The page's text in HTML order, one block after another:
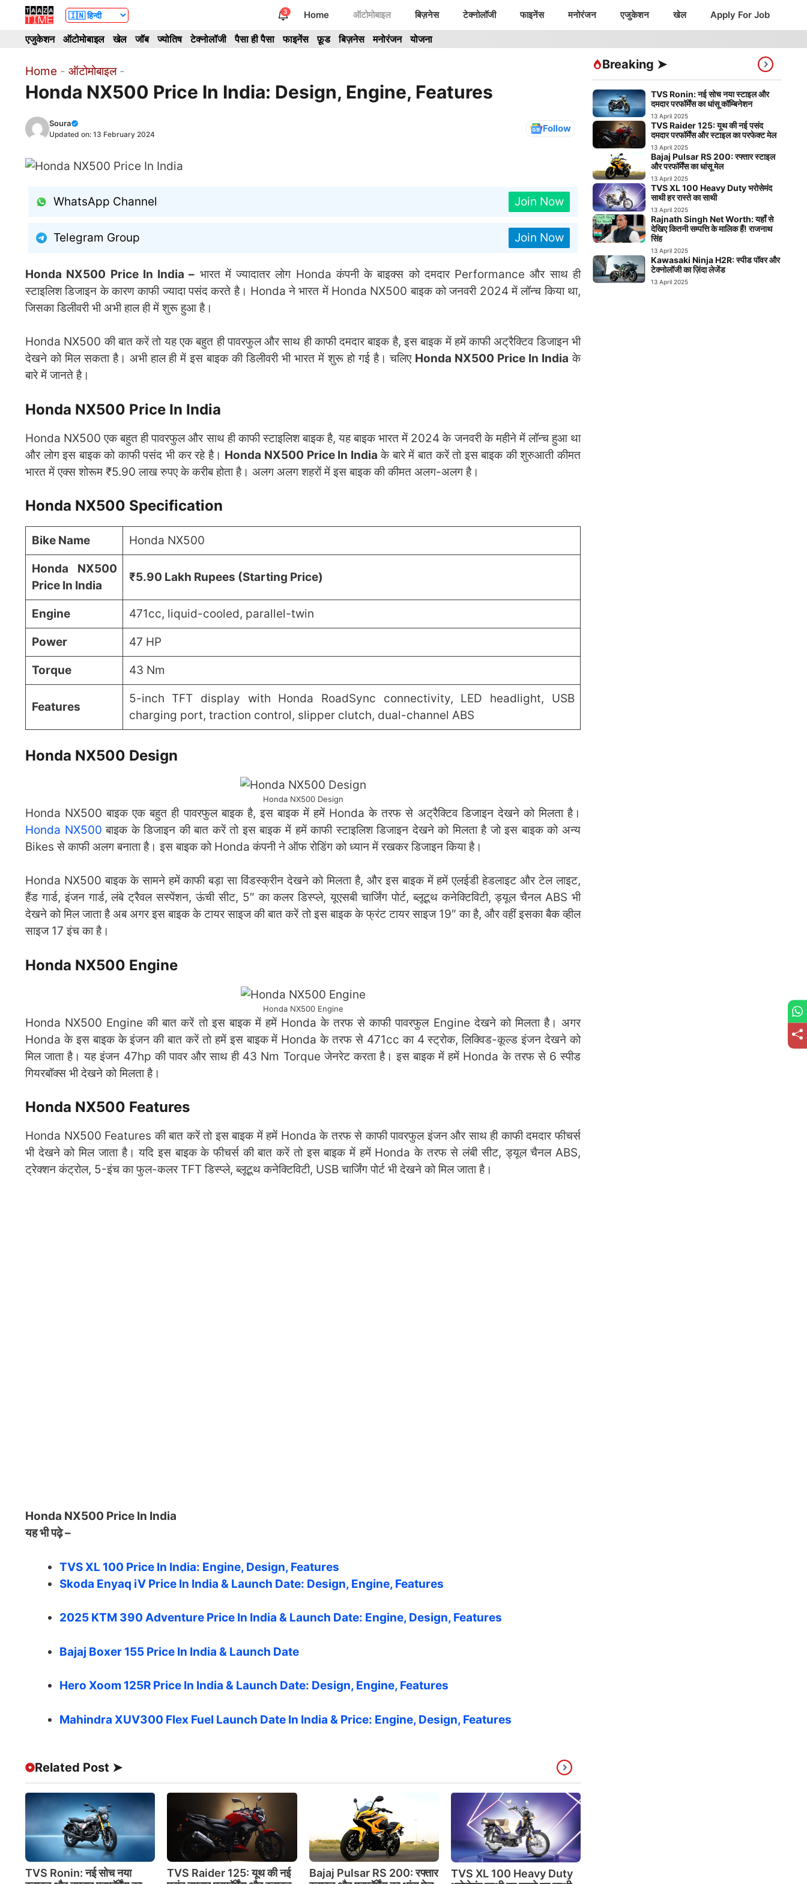
content
3 Home ऑटोमोबाइल बिज़नेस टेक्नोलॉजी फाइनेंस मनोरंजन एजुकेशन खेल Apply For Job
एजुकेशन ऑटोमोबाइल खेल जॉब ज्योतिष टेक्नोलॉजी पैसा ही पैसा फाइनेंस फ़ूड बिज़नेस मनोरंजन योजना
Home - ऑटोमोबाइल-
Honda NX500 Price In India: Design, Engine, Features
Soura
Updated on: 13 February 2024 Follow
WhatsApp Channel Join Now
Telegram Group Join Now
Honda NX500 Price In India – भारत में ज्यादातर लोग Honda कंपनी के बाइक्स को दमदार Performance और साथ ही
स्टाइलिश डिजाइन के कारण काफी ज्यादा पसंद करते है। Honda ने भारत में Honda NX500 बाइक को जनवरी 2024 में लॉन्च किया था,
जिसका डिलीवरी भी अभी हाल ही में शुरू हुआ है।
Honda NX500 की बात करें तो यह एक बहुत ही पावरफुल और साथ ही काफी दमदार बाइक है, इस बाइक में हमें काफी अट्रैक्टिव डिजाइन भी
देखने को मिल सकता है। अभी हाल ही में इस बाइक की डिलीवरी भी भारत में शुरू हो गई है। चलिए Honda NX500 Price In India के
बारे में जानते है।
Honda NX500 Price In India
Honda NX500 एक बहुत ही पावरफुल और साथ ही काफी स्टाइलिश बाइक है, यह बाइक भारत में 2024 के जनवरी के महीने में लॉन्च हुआ था
और लोग इस बाइक को काफी पसंद भी कर रहे है। Honda NX500 Price In India के बारे में बात करें तो इस बाइक की शुरुआती कीमत
भारत में एक्स शोरूम ₹5.90 लाख रुपए के करीब होता है। अलग अलग शहरों में इस बाइक की कीमत अलग-अलग है।
Honda NX500 Specification
Bike Name Honda NX500
Honda NX500
Price In India
₹5.90 Lakh Rupees (Starting Price)
Engine 471cc, liquid-cooled, parallel-twin
Power 47 HP
Torque 43 Nm
Features
5-inch TFT display with Honda RoadSync connectivity, LED headlight, USB
charging port, traction control, slipper clutch, dual-channel ABS
Honda NX500 Design
Honda NX500 Design
Honda NX500 बाइक एक बहुत ही पावरफुल बाइक है, इस बाइक में हमें Honda के तरफ से अट्रैक्टिव डिजाइन देखने को मिलता है।
Honda NX500 बाइक के डिजाइन की बात करें तो इस बाइक में हमें काफी स्टाइलिश डिजाइन देखने को मिलता है जो इस बाइक को अन्य
Bikes से काफी अलग बनाता है। इस बाइक को Honda कंपनी ने ऑफ रोडिंग को ध्यान में रखकर डिजाइन किया है।
Honda NX500 बाइक के सामने हमें काफी बड़ा सा विंडस्क्रीन देखने को मिलता है, और इस बाइक में हमें एलईडी हेडलाइट और टेल लाइट,
हैंड गार्ड, इंजन गार्ड, लंबे ट्रैवल सस्पेंशन, ऊंची सीट, 5″ का कलर डिस्प्ले, यूएसबी चार्जिंग पोर्ट, ब्लूटूथ कनेक्टिविटी, ड्यूल चैनल ABS भी
देखने को मिल जाता है अब अगर इस बाइक के टायर साइज की बात करें तो इस बाइक के फ्रंट टायर साइज 19″ का है, और वहीं इसका बैक व्हील
साइज 17 इंच का है।
Honda NX500 Engine
Honda NX500 Engine
Honda NX500 Engine की बात करें तो इस बाइक में हमें Honda के तरफ से काफी पावरफुल Engine देखने को मिलता है। अगर
Honda के इस बाइक के इंजन की बात करें तो हमें इस बाइक में Honda के तरफ से 471cc का 4 स्ट्रोक, लिक्विड-कूल्ड इंजन देखने को
मिल जाता है। यह इंजन 47hp की पावर और साथ ही 43 Nm Torque जेनरेट करता है। इस बाइक में हमें Honda के तरफ से 6 स्पीड
गियरबॉक्स भी देखने को मिलता है।
Honda NX500 Features
Honda NX500 Features की बात करें तो इस बाइक में हमें Honda के तरफ से काफी पावरफुल इंजन और साथ ही काफी दमदार फीचर्स
भी देखने को मिल जाता है। यदि इस बाइक के फीचर्स की बात करें तो इस बाइक में हमें Honda के तरफ से लंबी सीट, ड्यूल चैनल ABS,
ट्रेक्शन कंट्रोल, 5-इंच का फुल-कलर TFT डिस्प्ले, ब्लूटूथ कनेक्टिविटी, USB चार्जिंग पोर्ट भी देखने को मिल जाता है।
Honda NX500 Price In India
यह भी पढ़े –
TVS XL 100 Price In India: Engine, Design, Features
Skoda Enyaq iV Price In India & Launch Date: Design, Engine, Features
2025 KTM 390 Adventure Price In India & Launch Date: Engine, Design, Features
Bajaj Boxer 155 Price In India & Launch Date
Hero Xoom 125R Price In India & Launch Date: Design, Engine, Features
Mahindra XUV300 Flex Fuel Launch Date In India & Price: Engine, Design, Features
Related Post ➤
TVS Ronin: नई सोच नया
TVS Raider 125: यूथ की नई
Bajaj Pulsar RS 200: रफ्तार
TVS XL 100 Heavy Duty
Breaking ➤
TVS Ronin: नई सोच नया स्टाइल और
दमदार परफॉर्मेंस का धांसू कॉम्बिनेशन
13 April 2025
TVS Raider 125: यूथ की नई पसंद
दमदार परफॉर्मेंस और स्टाइल का परफेक्ट मेल
13 April 2025
Bajaj Pulsar RS 200: रफ्तार स्टाइल
और परफॉर्मेंस का धांसू मेल
13 April 2025
TVS XL 100 Heavy Duty भरोसेमंद
साथी हर रास्ते का साथी
13 April 2025
Rajnath Singh Net Worth: यहाँ से
देखिए कितनी सम्पत्ति के मालिक हैं! राजनाथ
सिंह
13 April 2025
Kawasaki Ninja H2R: स्पीड पॉवर और
टेक्नोलॉजी का ज़िंदा लेजेंड
13 April 2025